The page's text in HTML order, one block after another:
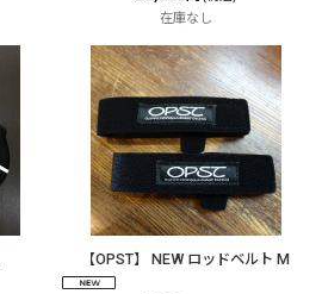
在庫なし
【OPST】 NEW ロッドベルト M